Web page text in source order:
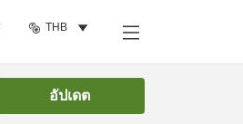
THB
อัปเดต
ค้นหาห้องพัก